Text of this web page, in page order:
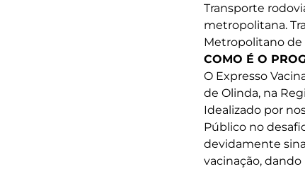
Transporte
metropolitana.
Metropolitano de
COMO É O
O Expresso
de Olinda, na
Idealizado por
Público no
devidamente
vacinação,